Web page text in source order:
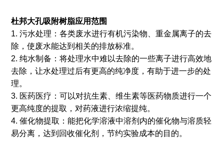
杜邦大孔吸附树脂应用范围
1. 污水处理：各类废水进行有机污染物、重金属离子的去
除，使废水能达到相关的排放标准。
2. 纯水制备：将处理水中难以去除的一些离子进行高效地
去除，让水处理过后有更高的纯净度，有助于进一步的处
理。
3. 医药医疗：可以对抗生素、维生素等医药物质进行一个
更高纯度的提取，对药液进行浓缩提纯。
4. 催化物提取：能把化学溶液中溶剂内的催化物与溶质轻
易分离，达到回收催化剂，节约实验成本的目的。